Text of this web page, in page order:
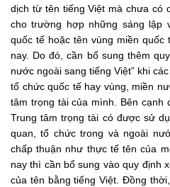
dịch từ tên tiếng Việt mà chưa có
cho trường hợp những sáng lập
quốc tế hoặc tên vùng miền
nay. Do đó, cần bổ sung thêm
nước ngoài sang tiếng Việt” khi
tổ chức quốc tế hay vùng, miền
tâm trọng tài của mình. Bên cạnh
Trung tâm trọng tài có được sử
quan, tổ chức trong và ngoài
chấp thuận như thực tế tên của
nay thì cần bổ sung vào quy định
của tên bằng tiếng Việt. Đồng